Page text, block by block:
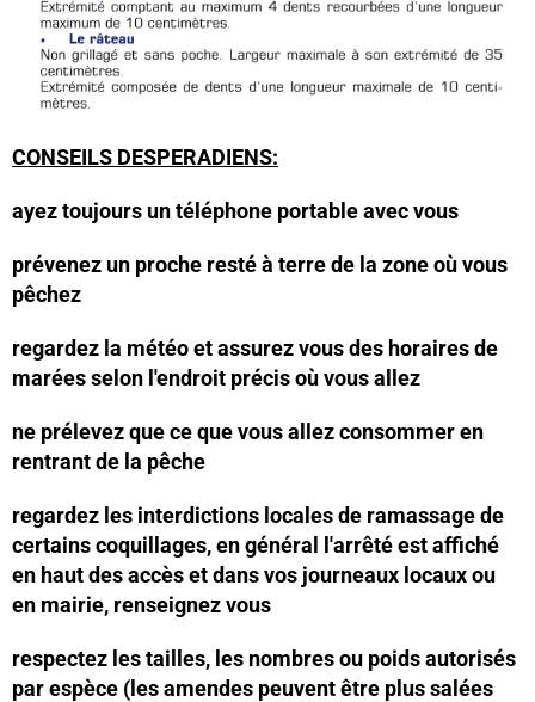
CONSEILS DESPERADIENS:
ayez toujours un téléphone portable avec vous
prévenez un proche resté à terre de la zone où vous
pêchez
regardez la météo et assurez vous des horaires de
marées selon l'endroit précis où vous allez
ne prélevez que ce que vous allez consommer en
rentrant de la pêche
regardez les interdictions locales de ramassage de
certains coquillages, en général l'arrêté est affiché
en haut des accès et dans vos journeaux locaux ou
en mairie, renseignez vous
respectez les tailles, les nombres ou poids autorisés
par espèce (les amendes peuvent être plus salées